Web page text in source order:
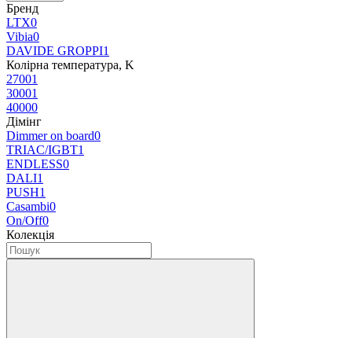
Бренд
LTX0
Vibia0
DAVIDE GROPPI1
Колірна температура, K
27001
30001
40000
Дімінг
Dimmer on board0
TRIAC/IGBT1
ENDLESS0
DALI1
PUSH1
Casambi0
On/Off0
Колекція